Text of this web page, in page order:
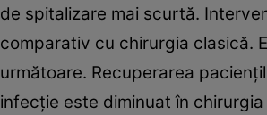
de spitalizare mai scurtă.
comparativ cu chirurgia clasică.
următoare. Recuperarea
infecţie este diminuat în